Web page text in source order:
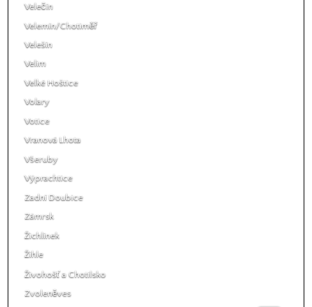
Velečín
Velemín/Chotiměř
Velešín
Velim
Velké Hoštice
Volary
Votice
Vranová Lhota
Všeruby
Výprachtice
Zadní Doubice
Zámrsk
Žichlínek
Žihle
Živohošť a Chotilsko
Zvoleněves